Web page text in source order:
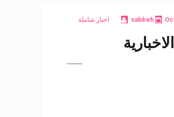
sabbeh اخبار شاملة